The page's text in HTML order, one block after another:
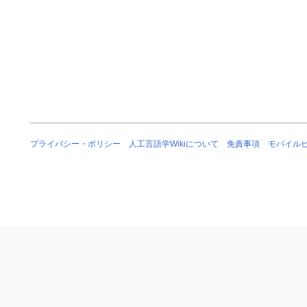
プライバシー・ポリシー 人工言語学Wikiについて 免責事項 モバイル